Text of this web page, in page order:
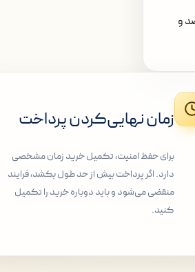
و
زمان نهایی‌کردن پرداخت
برای حفظ امنیت، تکمیل خرید زمان مشخصی
دارد. اگر پرداخت بیش از حد طول بکشد، فرایند
منقضی می‌شود و باید دوباره خرید را تکمیل
کنید.